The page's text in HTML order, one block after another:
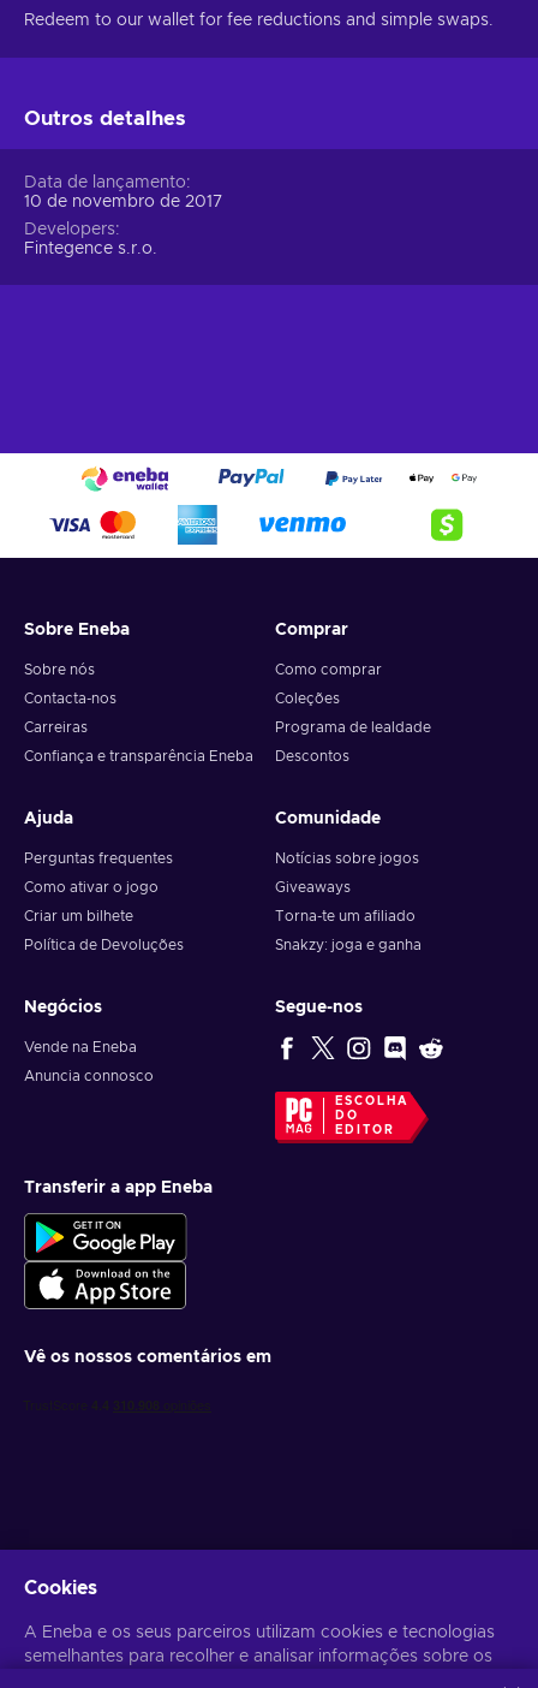
Redeem to our wallet for fee reductions and simple swaps.
Outros detalhes
Data de lançamento
10 de novembro de 2017
Developers
Fintegence s.r.o.
Sobre Eneba
Sobre nós
Contacta-nos
Carreiras
Confiança e transparência Eneba
Comprar
Como comprar
Coleções
Programa de lealdade
Descontos
Ajuda
Perguntas frequentes
Como ativar o jogo
Criar um bilhete
Política de Devoluções
Comunidade
Notícias sobre jogos
Giveaways
Torna-te um afiliado
Snakzy: joga e ganha
Negócios
Vende na Eneba
Anuncia connosco
Segue-nos
ESCOLHA
DO
EDITOR
Transferir a app Eneba
Vê os nossos comentários em
Poderás anular a subscrição a qualquer altura. Visita oAviso de
Cookies
A Eneba e os seus parceiros utilizam cookies e tecnologias
semelhantes para recolher e analisar informações sobre os